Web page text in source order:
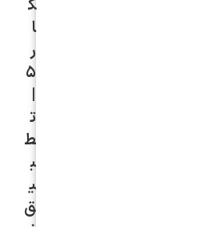
گ
ا
ر
۵
|
ت
ط
ب
ی
ق